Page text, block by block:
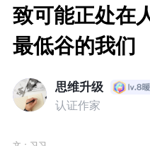
致可能正处在
最低谷的我们
思维升级
认证作家